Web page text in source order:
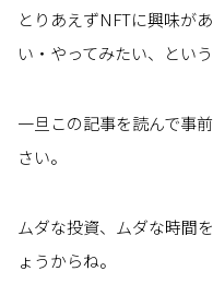
とりあえずNFTに興味が
い・やってみたい、という
一旦この記事を読んで事
さい。
ムダな投資、ムダな時間
ょうからね。